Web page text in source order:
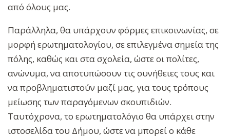
από όλους μας.
Παράλληλα, θα υπάρχουν φόρμες επικοινωνίας, σε
μορφή ερωτηματολογίου, σε επιλεγμένα σημεία της
πόλης, καθώς και στα σχολεία, ώστε οι πολίτες,
ανώνυμα, να αποτυπώσουν τις συνήθειες τους και
να προβληματιστούν μαζί μας, για τους τρόπους
μείωσης των παραγόμενων σκουπιδιών.
Ταυτόχρονα, το ερωτηματολόγιο θα υπάρχει στην
ιστοσελίδα του Δήμου, ώστε να μπορεί ο κάθε